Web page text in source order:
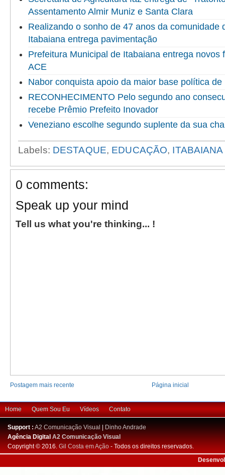
Assentamento Almir Muniz e Santa Clara
Realizando o sonho de 47 anos da comunidade
Itabaiana entrega pavimentação
Prefeitura Municipal de Itabaiana entrega novos
ACE
Nabor conquista apoio da maior base política de
RECONHECIMENTO Pelo segundo ano
recebe Prêmio Prefeito Inovador
Veneziano escolhe segundo suplente da sua
Labels: DESTAQUE, EDUCAÇÃO, ITABAIANA
0 comments:
Speak up your mind
Tell us what you're thinking... !
Postagem mais recente Página inicial
Home Quem Sou Eu Vídeos Contato
Support : A2 Comunicação Visual | Dinho Andrade
Agência DigitalA2 Comunicação Visual
Copyright © 2016. Gil Costa em Ação - Todos os direitos reservados.